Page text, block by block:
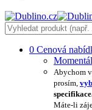
0 Cenová
Abychom
prosím,
Máte-li